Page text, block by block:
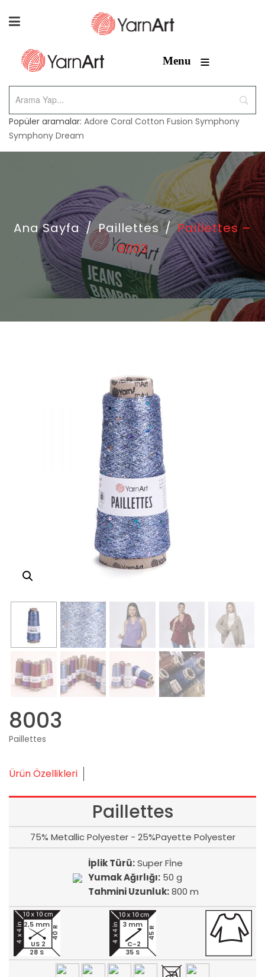
Menu ≡
Popüler aramalar: Adore Coral Cotton Fusion Symphony
Symphony Dream
Ana Sayfa / Paillettes / Paillettes –
8003
8003
Paillettes
Ürün Özellikleri
Paillettes
75% Metallic Polyester - 25%Payette Polyester
İplik Türü:Super Fİne
Yumak Ağırlığı:50 g
Tahmini Uzunluk:800 m
28 S
40 R
2,5 mm
US 2
35 S
45 R
3 mm
C-2